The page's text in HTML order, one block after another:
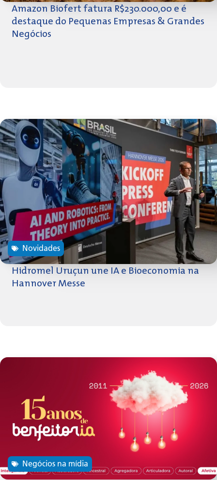
Amazon Biofert fatura R$230.000,00 e é
destaque do Pequenas Empresas & Grandes
Negócios
Novidades
Hidromel Uruçun une IA e Bioeconomia na
Hannover Messe
Negócios na mídia